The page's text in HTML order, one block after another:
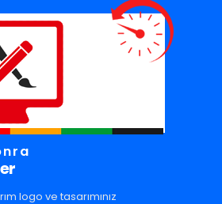
logo ve tasarımınız